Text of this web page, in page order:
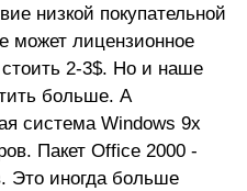
низкой покупательной
может лицензионное
2-3$. Но и наше
больше. А
система Windows 9x
Пакет Office 2000 -
Это иногда больше